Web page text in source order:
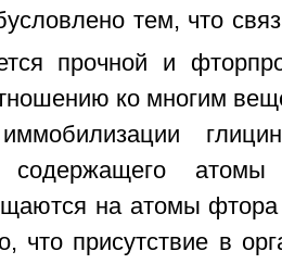
тем, что
прочной и
ко многим
содержащего
на атомы
что присутствие в